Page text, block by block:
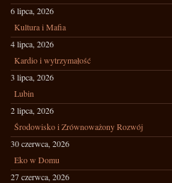
6 lipca, 2026
Kultura i Mafia
4 lipca, 2026
Kardio i wytrzymałość
3 lipca, 2026
Lubin
2 lipca, 2026
Środowisko i Zrównoważony Rozwój
30 czerwca, 2026
Eko w Domu
27 czerwca, 2026